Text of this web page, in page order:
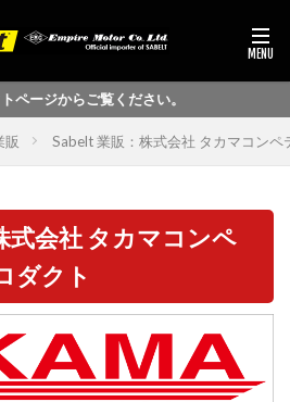
からご覧ください。
販 Sabelt 業販：株式会社 タカマコンペ
式会社 タカマコンペ
ダクト